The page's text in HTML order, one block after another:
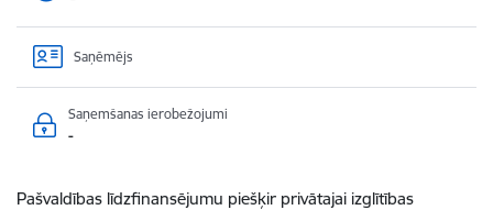
Saņēmējs
Saņemšanas ierobežojumi
-
Pašvaldības līdzfinansējumu piešķir privātajai izglītības